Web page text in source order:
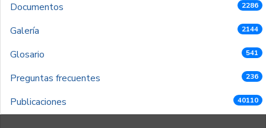
Documentos 2286
Galería 2144
Glosario 541
Preguntas frecuentes 236
Publicaciones 40110